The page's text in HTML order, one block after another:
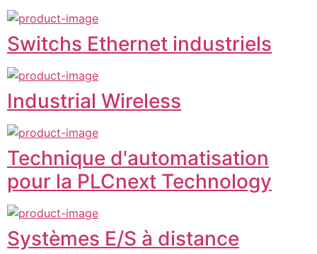
Switchs Ethernet industriels
Industrial Wireless
Technique d'automatisation
pour la PLCnext Technology
Systèmes E/S à distance